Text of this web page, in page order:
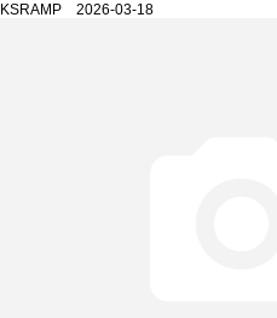
KSRAMP 2026-03-18